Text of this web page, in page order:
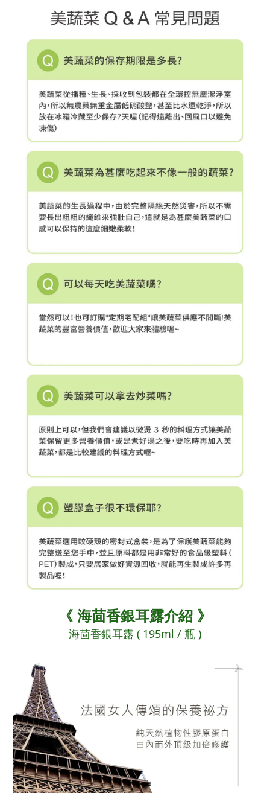
《 海茴香銀耳露介紹 》
海茴香銀耳露 ( 195ml / 瓶 )